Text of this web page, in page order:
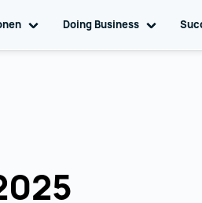
Toggle sub navigation
Doing Business Toggle